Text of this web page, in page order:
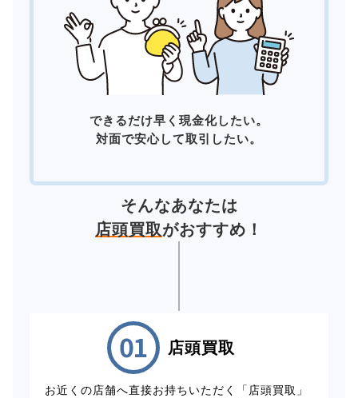
できるだけ早く現金化したい。
対面で安心して取引したい。
そんなあなたは
店頭買取がおすすめ！
店頭買取
お近くの店舗へ直接お持ちいただく「店頭買取」